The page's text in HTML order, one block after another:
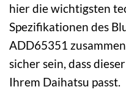
hier die wichtigsten
Spezifikationen des
ADD65351
sicher sein, dass
Ihrem Daihatsu passt.